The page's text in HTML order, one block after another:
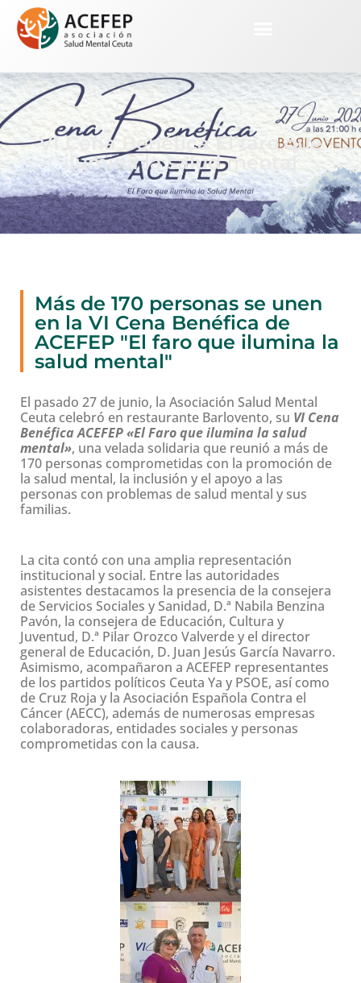
VI Cena Benéfica El faro que
ilumina la salud mental
Más de 170 personas se unen
en la VI Cena Benéfica de
ACEFEP "El faro que ilumina la
salud mental"
El pasado 27 de junio, la Asociación Salud Mental
Ceuta celebró en restaurante Barlovento, su VI Cena
Benéfica ACEFEP «El Faro que ilumina la salud
mental», una velada solidaria que reunió a más de
170 personas comprometidas con la promoción de
la salud mental, la inclusión y el apoyo a las
personas con problemas de salud mental y sus
familias.
La cita contó con una amplia representación
institucional y social. Entre las autoridades
asistentes destacamos la presencia de la consejera
de Servicios Sociales y Sanidad, D.ª Nabila Benzina
Pavón, la consejera de Educación, Cultura y
Juventud, D.ª Pilar Orozco Valverde y el director
general de Educación, D. Juan Jesús García Navarro.
Asimismo, acompañaron a ACEFEP representantes
de los partidos políticos Ceuta Ya y PSOE, así como
de Cruz Roja y la Asociación Española Contra el
Cáncer (AECC), además de numerosas empresas
colaboradoras, entidades sociales y personas
comprometidas con la causa.